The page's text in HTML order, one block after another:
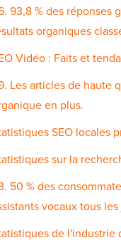
93,8 % des réponses
organiques
Vidéo : Faits et
Les articles de haute
en plus.
SEO locales
sur la
50 % des
vocaux tous les
de l'industrie